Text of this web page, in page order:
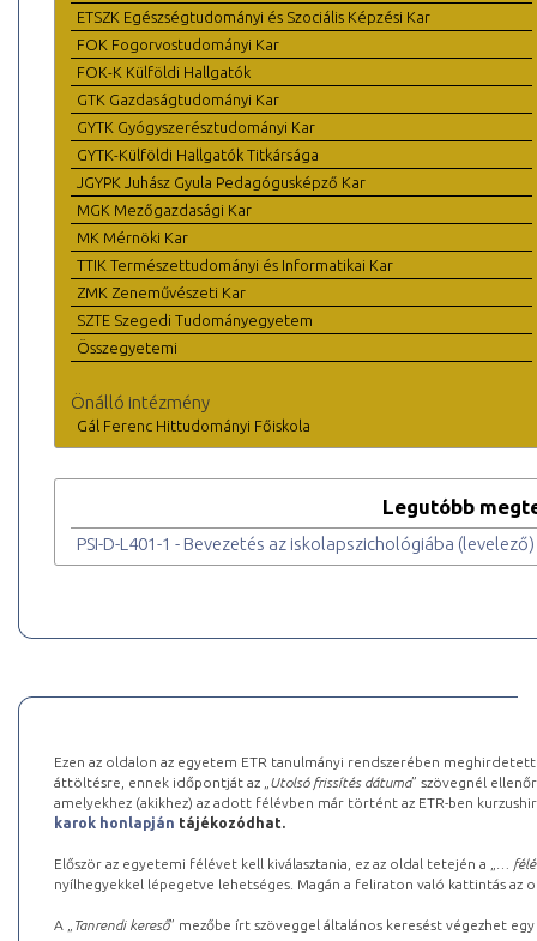
ETSZK Egészségtudományi és Szociális Képzési Kar
FOK Fogorvostudományi Kar
FOK-K Külföldi Hallgatók
GTK Gazdaságtudományi Kar
GYTK Gyógyszerésztudományi Kar
GYTK-Külföldi Hallgatók Titkársága
JGYPK Juhász Gyula Pedagógusképző Kar
MGK Mezőgazdasági Kar
MK Mérnöki Kar
TTIK Természettudományi és Informatikai Kar
ZMK Zeneművészeti Kar
SZTE Szegedi Tudományegyetem
Összegyetemi
Önálló intézmény
Gál Ferenc Hittudományi Főiskola
Legutóbb
PSI-D-L401-1 - Bevezetés az iskolapszichológiába (levelező)
Ezen az oldalon az egyetem ETR tanulmányi rendszerében
áttöltésre, ennek időpontját az „ Utolsó frissítés dátuma” szövegnél
amelyekhez (akikhez) az adott félévben már történt az ETR-ben
karok honlapján tájékozódhat.
Először az egyetemi félévet kell kiválasztania, ez az oldal tetején a „
…
nyílhegyekkel lépegetve lehetséges. Magán a feliraton való kattintás az
A „ Tanrendi kereső” mezőbe írt szöveggel általános keresést végezhet